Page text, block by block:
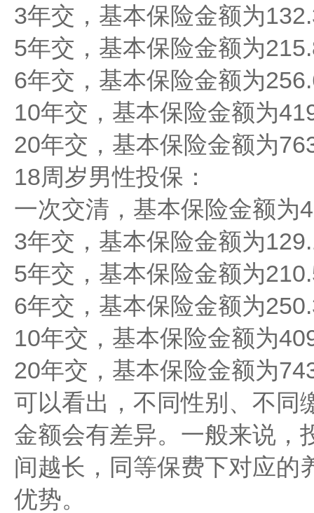
3年交，基本保险金额为
5年交，基本保险金额为
6年交，基本保险金额为
10年交，基本保险金额为
20年交，基本保险金额为
18周岁男性投保：
一次交清，基本保险金额为
3年交，基本保险金额为
5年交，基本保险金额为
6年交，基本保险金额为
10年交，基本保险金额为
20年交，基本保险金额为
可以看出，不同性别、不同
金额会有差异。一般来说，
间越长，同等保费下对应的
优势。